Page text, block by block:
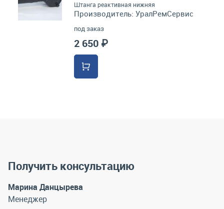
Штанга реактивная нижняя
Производитель: УралРемСервис
под заказ
2 650 ₽
Получить консультацию
Марина Данцырева
Менеджер